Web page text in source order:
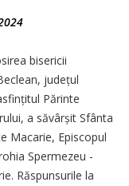
bisericii
județul
Părinte
a săvârșit Sfânta
Macarie, Episcopul
Spermezeu -
Răspunsurile la